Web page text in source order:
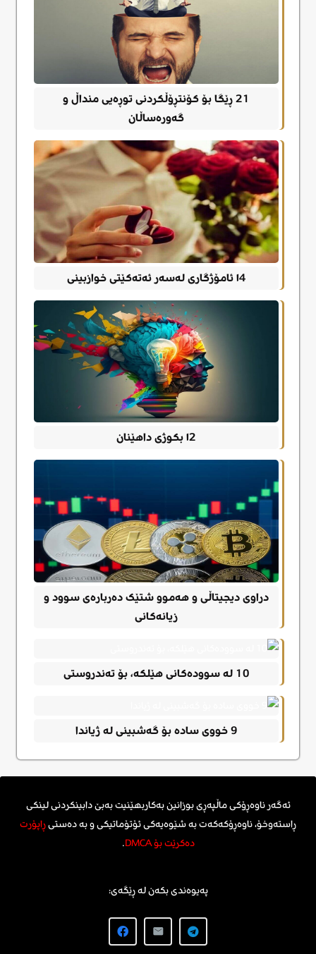
21 ڕێگا بۆ کۆنتڕۆڵکردنی توڕەیی منداڵ و
گەورەساڵان
١4 ئامۆژگاری لەسەر ئەتەکێتی خوازبینی
١2 بکوژی داهێنان
دراوی دیجیتاڵی و هەموو شتێک دەربارەی سوود و
زیانەکانی
10 له سوودەکانی هێلکە، بۆ تەندروستی
9 خووی سادە بۆ گەشبینی لە ژیاندا
ئەگەر ناوەڕۆکی ماڵپەڕی بوزانین بەکاربهێنیت بەبێ دابینکردنی لینکی
ڕاستەوخۆ، ناوەڕۆکەکەت بە شێوەیەکی ئۆتۆماتیکی و بە دەستیڕاپۆرت
دەکرێت بۆ DMCA
.
پەیوەندی بکەن لە ڕێگەی: